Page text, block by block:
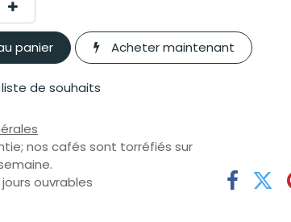
panier Acheter maintenant
de souhaits
nos cafés sont torréfiés sur
ouvrables